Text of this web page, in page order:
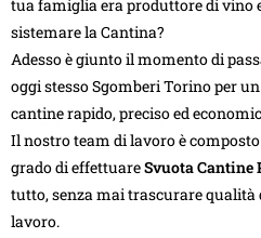
tua famiglia era produttore di vino
sistemare la Cantina?
Adesso è giunto il momento di
oggi stesso Sgomberi Torino per
cantine rapido, preciso ed
Il nostro team di lavoro è
grado di effettuareSvuota Cantine
tutto, senza mai trascurare qualità
lavoro.